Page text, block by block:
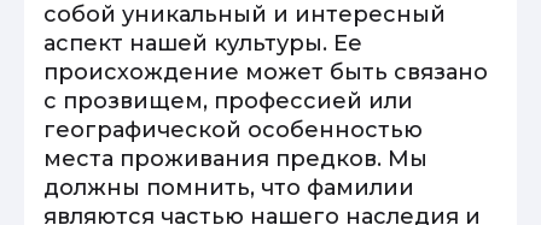
собой уникальный и интересный
аспект нашей культуры. Ее
происхождение может быть связано
с прозвищем, профессией или
географической особенностью
места проживания предков. Мы
должны помнить, что фамилии
являются частью нашего наследия и